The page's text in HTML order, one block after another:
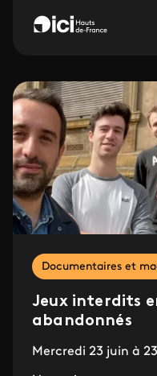
Documentaires et
Jeux interdits
abandonnés
Mercredi 23 juin à